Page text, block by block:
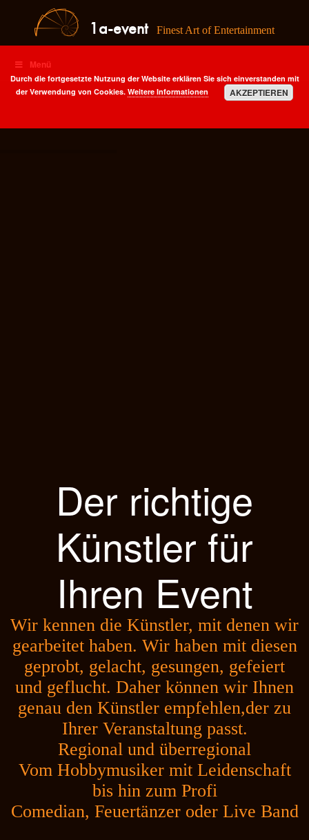
1a-event Finest Art of Entertainment
Menü
Der richtige
Künstler für
Ihren Event
Wir kennen die Künstler, mit denen wir
gearbeitet haben. Wir haben mit diesen
geprobt, gelacht, gesungen, gefeiert
und geflucht. Daher können wir Ihnen
genau den Künstler empfehlen,der zu
Ihrer Veranstaltung passt.
Regional und überregional
Vom Hobbymusiker mit Leidenschaft
bis hin zum Profi
Comedian, Feuertänzer oder Live Band
Durch die fortgesetzte Nutzung der Website erklären Sie sich einverstanden mit
der Verwendung von Cookies. Weitere Informationen AKZEPTIEREN